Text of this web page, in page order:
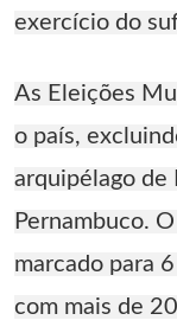
exercício do
As Eleições
o país,
arquipélago de
Pernambuco.
marcado para
com mais de